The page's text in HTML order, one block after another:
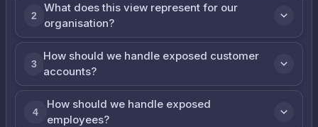
2
What does this view represent for our
organisation?
3
How should we handle exposed customer
accounts?
4
How should we handle exposed
employees?